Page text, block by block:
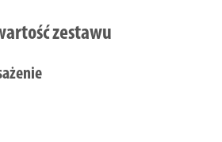
zestawu